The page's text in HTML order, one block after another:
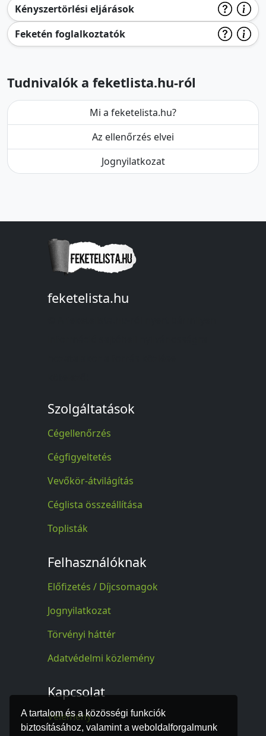
A tartalom és a közösségi funkciók
biztosításához, valamint a weboldalforgalmunk
Kényszertörlési eljárások
Feketén foglalkoztatók
Tudnivalók a feketlista.hu-ról
Mi a feketelista.hu?
Az ellenőrzés elvei
Jognyilatkozat
feketelista.hu
Szolgáltatások
Cégellenőrzés
Cégfigyeltetés
Vevőkör-átvilágítás
Céglista összeállítása
Toplisták
Felhasználóknak
Előfizetés / Díjcsomagok
Jognyilatkozat
Törvényi háttér
Adatvédelmi közlemény
Kapcsolat
Vélemény